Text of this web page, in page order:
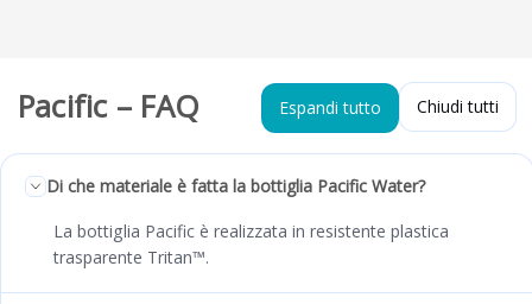
Pacific – FAQ Espandi tutto Chiudi tutti
Di che materiale è fatta la bottiglia Pacific Water?
La bottiglia Pacific è realizzata in resistente plastica
trasparente Tritan™.